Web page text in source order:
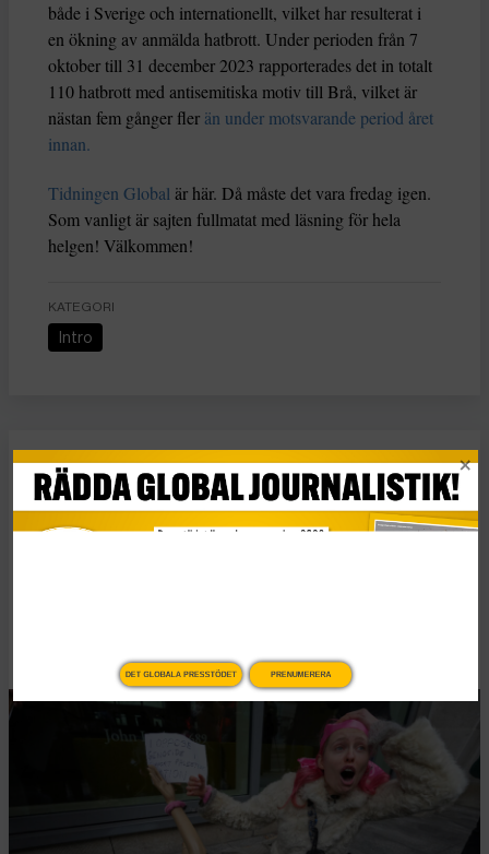
både i Sverige och internationellt, vilket har resulterat i
en ökning av anmälda hatbrott. Under perioden från 7
oktober till 31 december 2023 rapporterades det in totalt
110 hatbrott med antisemitiska motiv till Brå, vilket är
nästan fem gånger fler än under motsvarande period året
innan.
Tidningen Global är här. Då måste det vara fredag igen.
Som vanligt är sajten fullmatat med läsning för hela
helgen! Välkommen!
KATEGORI
Intro
Intro
DET GLOBALA PRESSTÖDET PRENUMERERA